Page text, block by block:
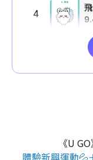
《U
體驗新興運動💦